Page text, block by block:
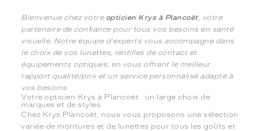
Bienvenue chez votre opticien Krys à Plancoët, votre
partenaire de confiance pour tous vos besoins en santé
visuelle. Notre équipe d'experts vous accompagne dans
le choix de vos lunettes, lentilles de contact et
équipements optiques, en vous offrant le meilleur
rapport qualité/prix et un service personnalisé adapté à
vos besoins.
Votre opticien Krys à Plancoët : un large choix de
marques et de styles
Chez Krys Plancoët, nous vous proposons une sélection
variée de montures et de lunettes pour tous les goûts et